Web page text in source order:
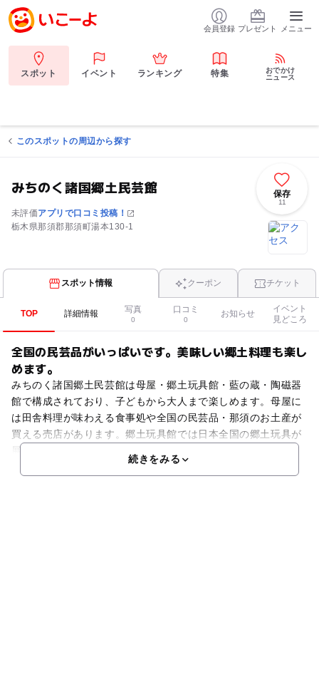
会員登録 プレゼント メニュー
スポット イベント ランキング 特集
おでかけ
ニュース
このスポットの周辺から探す
みちのく諸国郷土民芸館
未評価アプリで口コミ投稿！
栃木県那須郡那須町湯本130-1
保存
11
スポット情報 クーポン チケット
TOP 詳細情報 写真
0
口コミ
0
お知らせ
イベント
見どころ
全国の民芸品がいっぱいです。美味しい郷土料理も楽し
めます。
みちのく諸国郷土民芸館は母屋・郷土玩具館・藍の蔵・陶磁器
館で構成されており、子どもから大人まで楽しめます。母屋に
は田舎料理が味わえる食事処や全国の民芸品・那須のお土産が
買える売店があります。郷土玩具館では日本全国の郷土玩具が
展示・紹介されています。藍の蔵では古代織の展示や刺し子・
続きをみる